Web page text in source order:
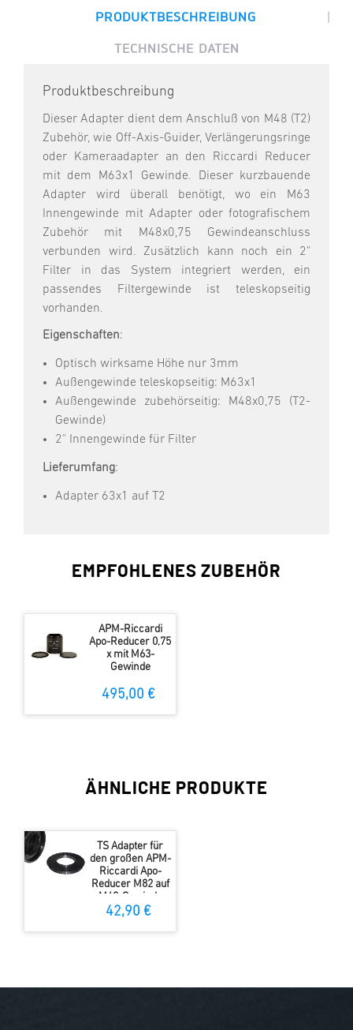
PRODUKTBESCHREIBUNG |
TECHNISCHE DATEN
Produktbeschreibung
Dieser Adapter dient dem Anschluß von M48 (T2)
Zubehör, wie Off-Axis-Guider, Verlängerungsringe
oder Kameraadapter an den Riccardi Reducer
mit dem M63x1 Gewinde. Dieser kurzbauende
Adapter wird überall benötigt, wo ein M63
Innengewinde mit Adapter oder fotografischem
Zubehör mit M48x0,75 Gewindeanschluss
verbunden wird. Zusätzlich kann noch ein 2"
Filter in das System integriert werden, ein
passendes Filtergewinde ist teleskopseitig
vorhanden.
Eigenschaften:
Optisch wirksame Höhe nur 3mm
Außengewinde teleskopseitig: M63x1
Außengewinde zubehörseitig: M48x0,75 (T2-
Gewinde)
2" Innengewinde für Filter
Lieferumfang:
Adapter 63x1 auf T2
EMPFOHLENES ZUBEHÖR
APM-Riccardi
Apo-Reducer 0,75
x mit M63-
Gewinde
495,00 €
ÄHNLICHE PRODUKTE
TS Adapter für
den großen APM-
Riccardi Apo-
Reducer M82 auf
M48-Gewinde
42,90 €